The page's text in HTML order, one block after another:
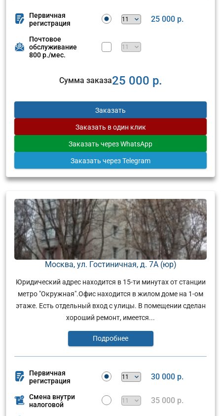
Первичная
регистрация
25 000 р.
Почтовое
обслуживание
800 р./мес.
Сумма заказа25 000 р.
Заказать
Заказать в один клик
Заказать через WhatsApp
Заказать через Telegram
Москва, ул. Гостиничная, д. 7А (юр)
Юридический адрес находится в 15-ти минутах от станции
метро "Окружная".Офис находится в жилом доме на 1-ом
этаже. Есть отдельный вход с улицы. В помещении сделан
хороший ремонт, имеется...
Подробнее
Первичная
регистрация
30 000 р.
Смена внутри
налоговой
35 000 р.